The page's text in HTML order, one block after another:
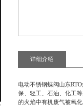
详细介绍
电动不锈钢蝶阀山东
保、轻工、石油、化工
的火焰中有机废气被氧